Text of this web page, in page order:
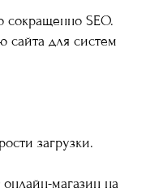
SEO.
сайта для систем
загрузки.
онлайн-магазин на